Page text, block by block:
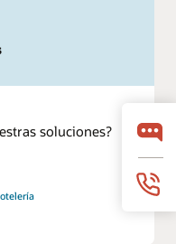
soluciones?